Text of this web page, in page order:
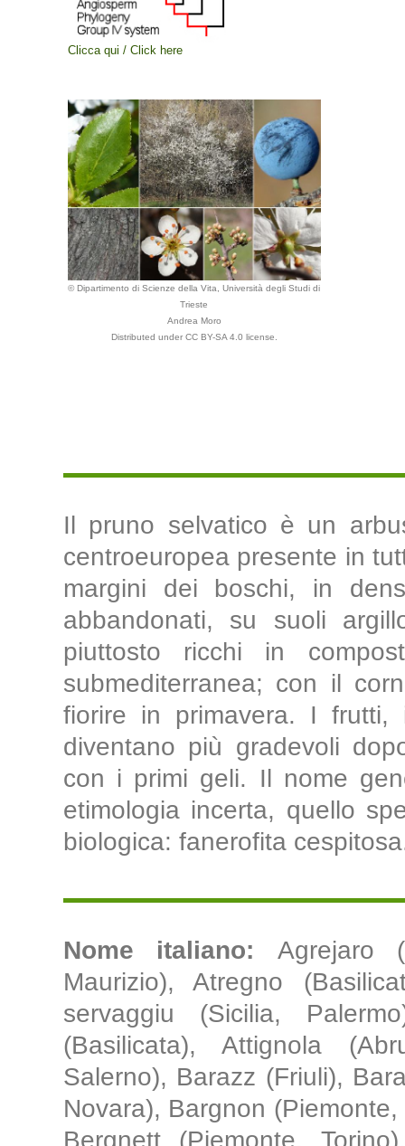
Clicca qui / Click here
© Dipartimento di Scienze della Vita, Università degli Studi di
Trieste
Andrea Moro
Distributed under CC BY-SA 4.0 license.
Il pruno selvatico è un
centroeuropea presente in
margini dei boschi, in
abbandonati, su suoli
piuttosto ricchi in
submediterranea; con il
fiorire in primavera. I frutti,
diventano più gradevoli
con i primi geli. Il nome
etimologia incerta, quello
biologica: fanerofita
Nome italiano: Agrejaro
Maurizio), Atregno
servaggiu (Sicilia,
(Basilicata), Attignola
Salerno), Barazz (Friuli),
Novara), Bargnon
Bergnett (Piemonte,